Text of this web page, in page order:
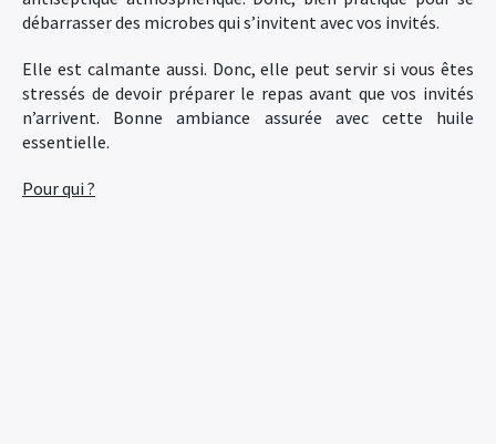
débarrasser des microbes qui s’invitent avec vos invités.
Elle est calmante aussi. Donc, elle peut servir si vous êtes
stressés de devoir préparer le repas avant que vos invités
n’arrivent. Bonne ambiance assurée avec cette huile
essentielle.
Pour qui ?